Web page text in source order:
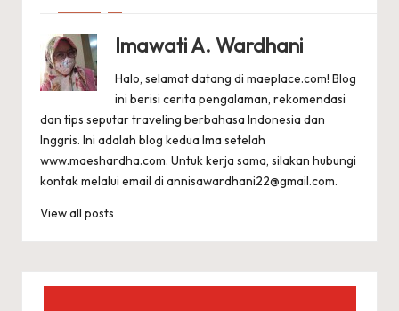
Imawati A. Wardhani
Halo, selamat datang di maeplace.com! Blog
ini berisi cerita pengalaman, rekomendasi
dan tips seputar traveling berbahasa Indonesia dan
Inggris. Ini adalah blog kedua Ima setelah
www.maeshardha.com. Untuk kerja sama, silakan hubungi
kontak melalui email di annisawardhani22@gmail.com.
View all posts